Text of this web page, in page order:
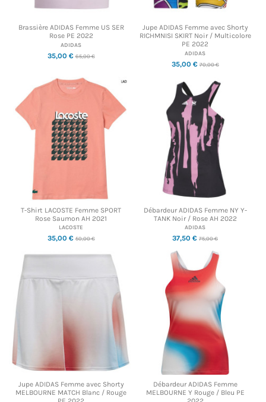
Brassière ADIDAS Femme US SER
Rose PE 2022
ADIDAS
35,00 €65,00 €
Jupe ADIDAS Femme avec Shorty
RICHMNISI SKIRT Noir / Multicolore
PE 2022
ADIDAS
35,00 €70,00 €
T-Shirt LACOSTE Femme SPORT
Rose Saumon AH 2021
LACOSTE
35,00 €50,00 €
Débardeur ADIDAS Femme NY Y-
TANK Noir / Rose AH 2022
ADIDAS
37,50 € 75,00 €
Jupe ADIDAS Femme avec Shorty
MELBOURNE MATCH Blanc / Rouge
Débardeur ADIDAS Femme
MELBOURNE Y Rouge / Bleu PE